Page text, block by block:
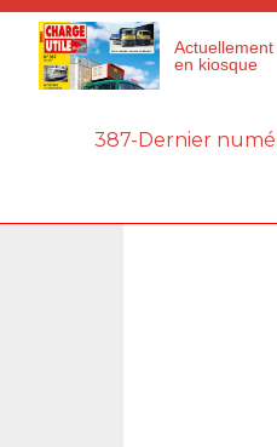
Actuellement
en kiosque
387-Dernier
Panneau de gestion des